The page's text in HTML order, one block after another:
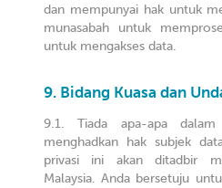
dan mempunyai hak untuk
munasabah untuk
untuk mengakses data.
Bidang Kuasa dan
Tiada apa-apa
menghadkan hak subjek
privasi ini akan ditadbir
Malaysia. Anda bersetuju